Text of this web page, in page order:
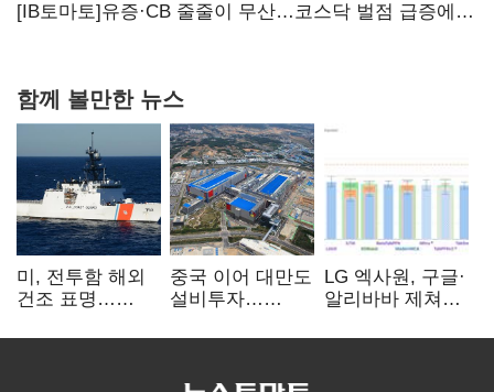
20년만에 '비상재정' 선언 승부수
[IB토마토]유증·CB 줄줄이 무산…코스닥 벌점 급증에
함께 볼만한 뉴스
미, 전투함 해외
건조 표명…
‘청신호’
중국 이어 대만도
설비투자…
‘삼국전쟁’
LG 엑사원, 구글·
알리바바 제쳐…
‘속도’